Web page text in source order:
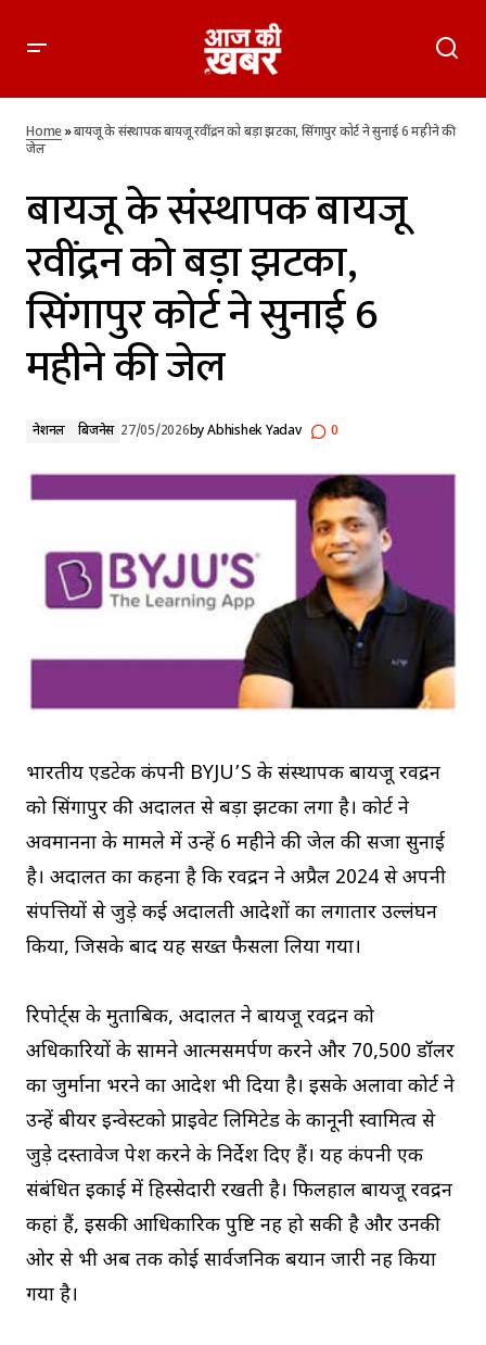
6 महीने की जेल
Home»बायजू के संस्थापक बायजू रवींद्रन को बड़ा झटका, सिंगापुर कोर्ट ने सुनाई 6 महीने की
जेल
बायजू के संस्थापक बायजू
रवींद्रन को बड़ा झटका,
सिंगापुर कोर्ट ने सुनाई 6
महीने की जेल
नेशनल बिजनेस 27/05/2026byAbhishek Yadav 0
भारतीय एडटेक कंपनी BYJU’S के संस्थापक बायजू रवींद्रन
को सिंगापुर की अदालत से बड़ा झटका लगा है। कोर्ट ने
अवमानना के मामले में उन्हें 6 महीने की जेल की सजा सुनाई
है। अदालत का कहना है कि रवींद्रन ने अप्रैल 2024 से अपनी
संपत्तियों से जुड़े कई अदालती आदेशों का लगातार उल्लंघन
किया, जिसके बाद यह सख्त फैसला लिया गया।
रिपोर्ट्स के मुताबिक, अदालत ने बायजू रवींद्रन को
अधिकारियों के सामने आत्मसमर्पण करने और 70,500 डॉलर
का जुर्माना भरने का आदेश भी दिया है। इसके अलावा कोर्ट ने
उन्हें बीयर इन्वेस्टको प्राइवेट लिमिटेड के कानूनी स्वामित्व से
जुड़े दस्तावेज पेश करने के निर्देश दिए हैं। यह कंपनी एक
संबंधित इकाई में हिस्सेदारी रखती है। फिलहाल बायजू रवींद्रन
कहां हैं, इसकी आधिकारिक पुष्टि नहीं हो सकी है और उनकी
ओर से भी अब तक कोई सार्वजनिक बयान जारी नहीं किया
गया है।